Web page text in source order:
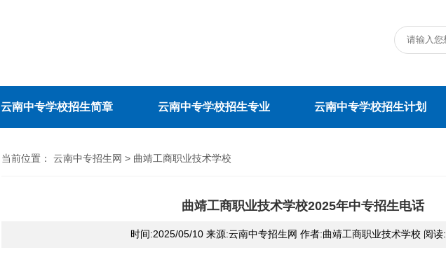
云南中专学校招生简章 云南中专学校招生专业 云南中专学校招生计划
当前位置： 云南中专招生网 > 曲靖工商职业技术学校
曲靖工商职业技术学校2025年中专招生电话
时间:2025/05/10 来源:云南中专招生网 作者:曲靖工商职业技术学校 阅读: